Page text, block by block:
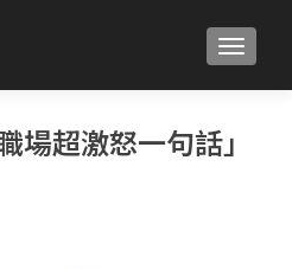
場超激怒一句話」